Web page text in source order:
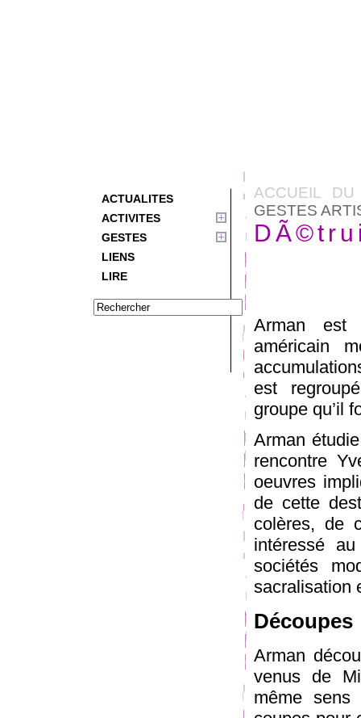
ACTUALITES
ACTIVITES
GESTES
LIENS
LIRE
ACCUEIL
GESTES
Arman est
américain
est
groupe qu’il
Arman
rencontre
oeuvres
de cette
colères, de
intéressé
sociétés
sacralisation
Découpes
Arman
venus de
même